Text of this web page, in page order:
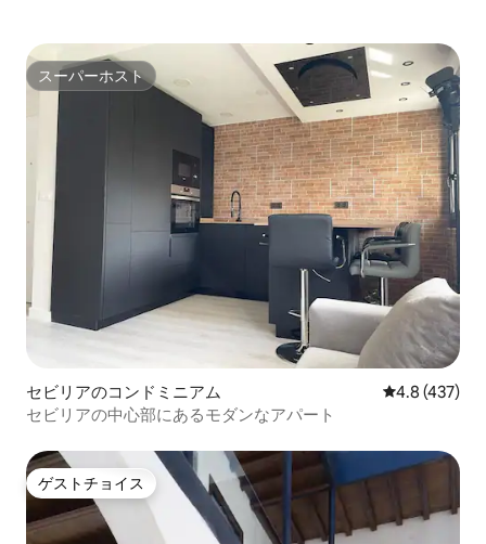
スーパーホスト
スーパーホスト
セビリアのコンドミニアム レビュー437
4.8 (437)
セビリアの中心部にあるモダンなアパート
ゲストチョイス
ゲストチョイス